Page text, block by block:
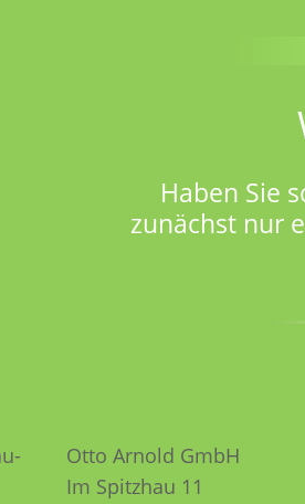
Haben Sie
zunächst nur
Otto Arnold GmbH
Im Spitzhau 11